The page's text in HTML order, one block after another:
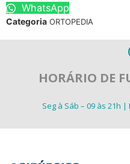
WhatsApp
Categoria ORTOPEDIA
HORÁRIO DE
Seg à Sáb – 09 às 21h